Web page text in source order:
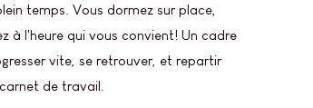
temps. Vous dormez sur place,
à l'heure qui vous convient! Un cadre
vite, se retrouver, et repartir
de travail.